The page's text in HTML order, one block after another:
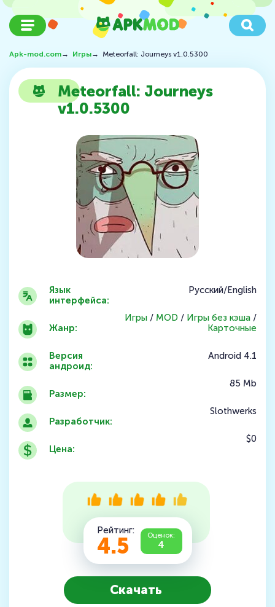
Apk-mod.com→ Игры→ Meteorfall: Journeys v1.0.5300
Meteorfall: Journeys
v1.0.5300
Язык
интерфейса:
Жанр:
Версия
андроид:
Размер:
Разработчик:
Цена:
Русский/English
Игры / MOD / Игры без кэша /
Карточные
Android 4.1
85 Mb
Slothwerks
$0
Рейтинг:
4.5 Оценок:
4
Скачать